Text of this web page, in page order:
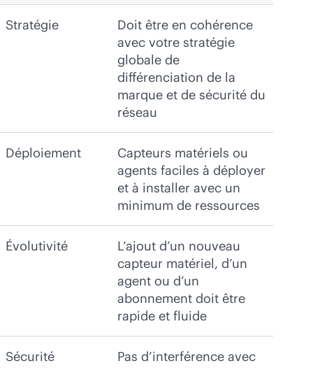
Stratégie
Doit être en cohérence
avec votre stratégie
globale de
différenciation de la
marque et de sécurité du
réseau
Déploiement
Capteurs matériels ou
agents faciles à déployer
et à installer avec un
minimum de ressources
Évolutivité
L’ajout d’un nouveau
capteur matériel, d’un
agent ou d’un
abonnement doit être
rapide et fluide
Sécurité
Pas d’interférence avec